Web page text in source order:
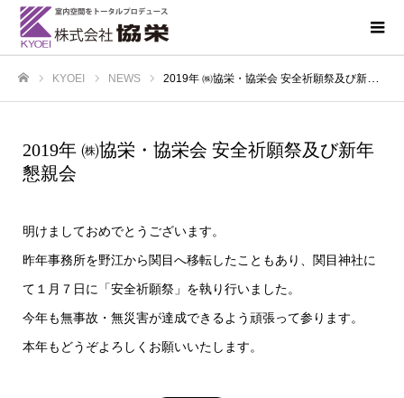
KYOEI NEWS 2019年 ㈱協栄・協栄会 安全祈願祭及び新年懇親会
2019年 ㈱協栄・協栄会 安全祈願祭及び新年
懇親会
明けましておめでとうございます。
昨年事務所を野江から関目へ移転したこともあり、関目神社に
て１月７日に「安全祈願祭」を執り行いました。
今年も無事故・無災害が達成できるよう頑張って参ります。
本年もどうぞよろしくお願いいたします。